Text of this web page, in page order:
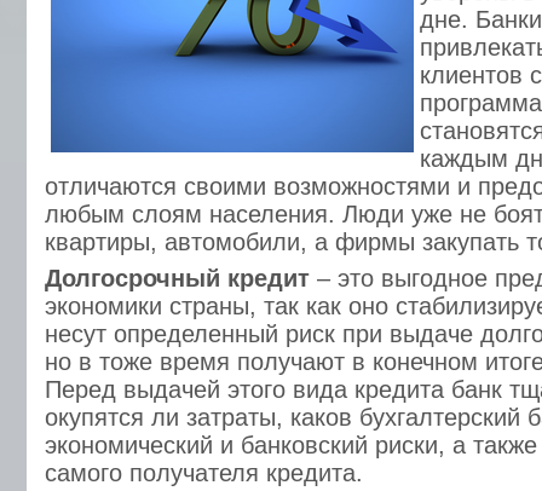
дне.
клиентов
каждым
отличаются своими возможностями и
любым слоям населения. Люди уже не
квартиры, автомобили, а фирмы закупать
Долгосрочный кредит – это выгодное
экономики страны, так как оно
несут определенный риск при выдаче
но в тоже время получают в конечном
Перед выдачей этого вида кредита банк
окупятся ли затраты, каков бухгалтерский
экономический и банковский риски, а
самого получателя кредита.